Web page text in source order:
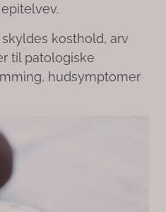
kosthold, arv
til patologiske
hudsymptomer